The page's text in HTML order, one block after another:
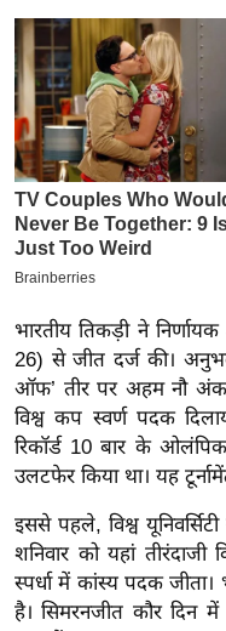
इ
म
ई
-
पे
प
र
मि
ल
बे
मि
सा
ल
श
ख्सि
य
त
भारतीय तिकड़ी ने
26) से जीत दर्ज की।
ऑफ’ तीर पर अहम नौ
विश्व कप स्वर्ण पदक
रिकॉर्ड 10 बार के ओलंपिक
उलटफेर किया था। यह
इससे पहले, विश्व
शनिवार को यहां
स्पर्धा में कांस्य पदक
है। सिमरनजीत कौर दिन